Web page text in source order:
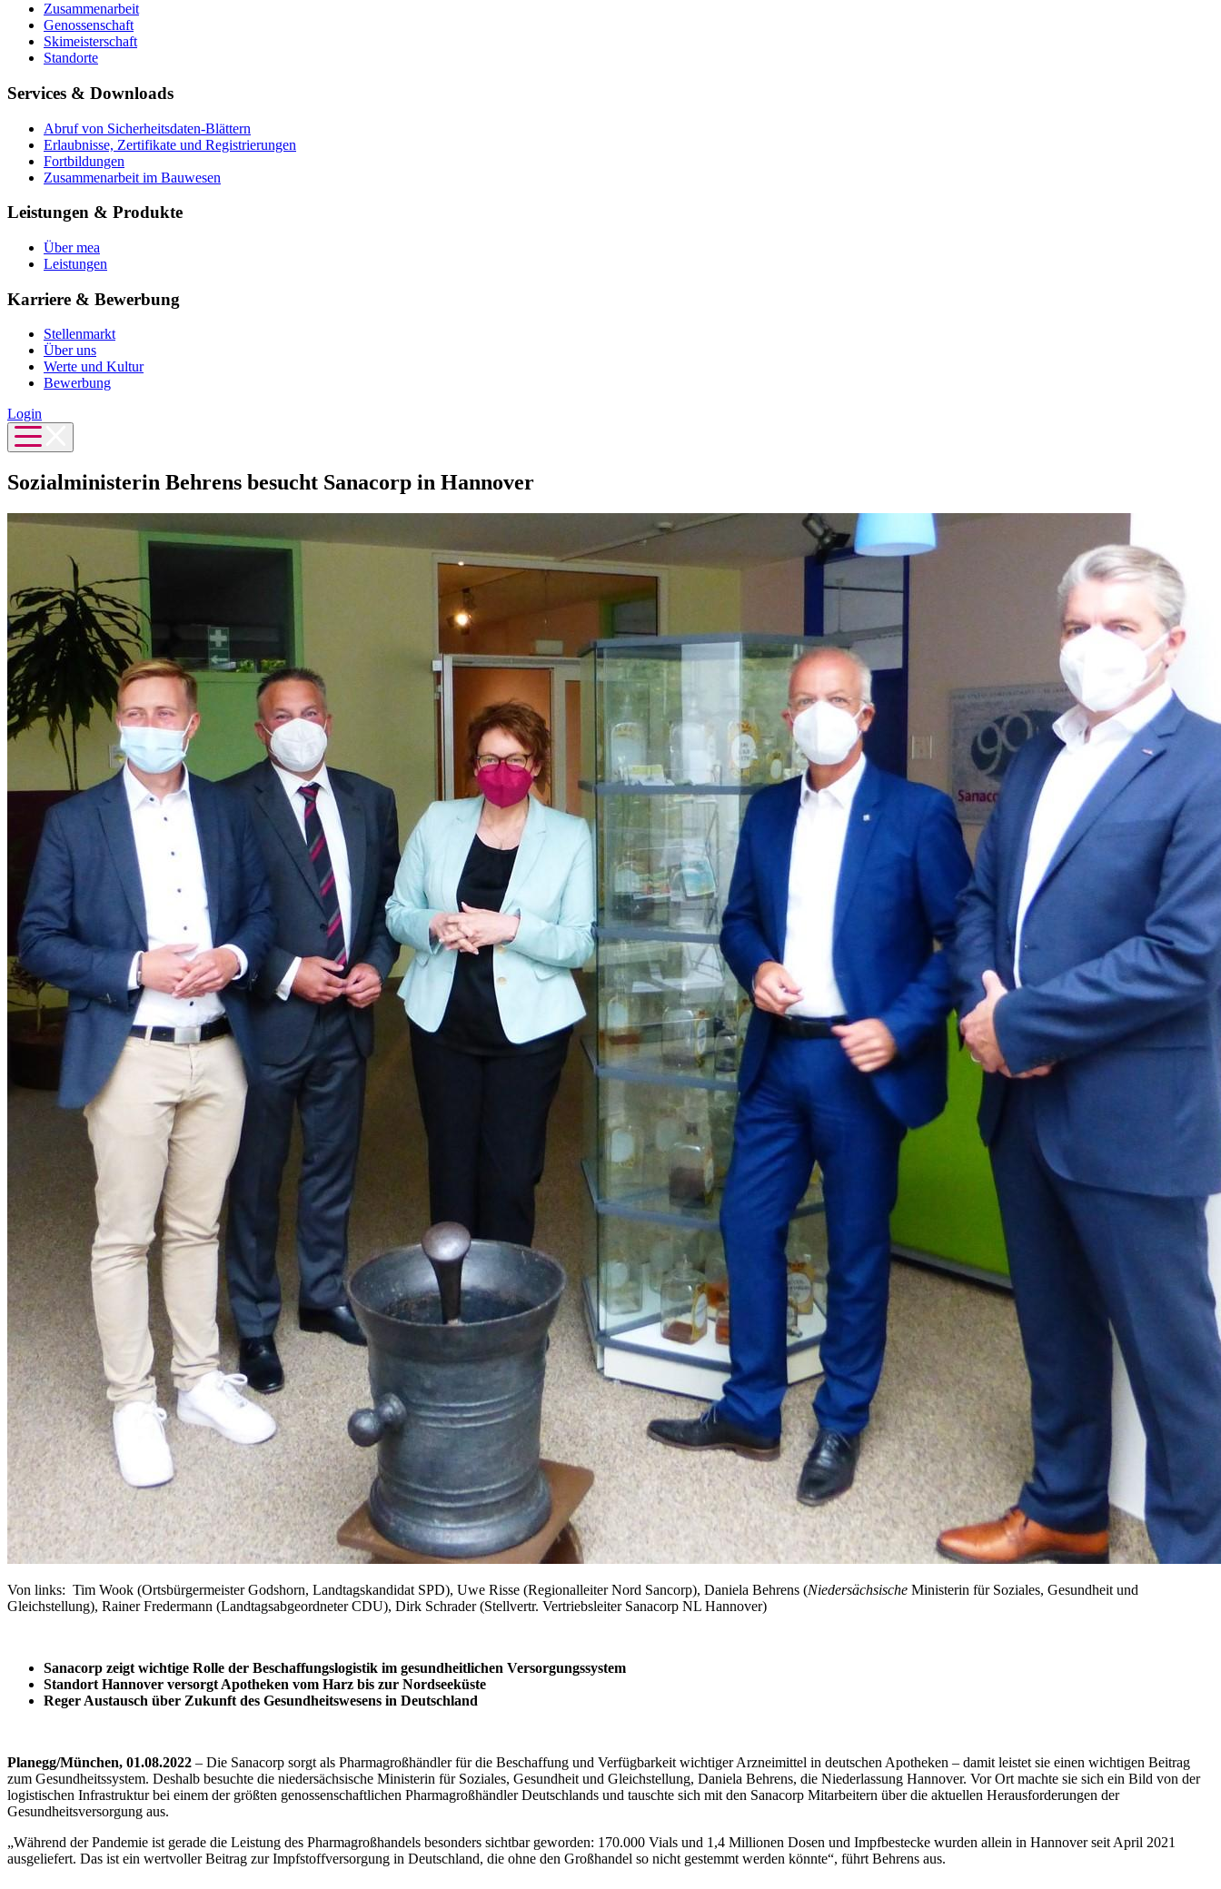
Zusammenarbeit
Genossenschaft
Skimeisterschaft
Standorte
Services & Downloads
Abruf von Sicherheitsdaten-Blättern
Erlaubnisse, Zertifikate und Registrierungen
Fortbildungen
Zusammenarbeit im Bauwesen
Leistungen & Produkte
Über mea
Leistungen
Karriere & Bewerbung
Stellenmarkt
Über uns
Werte und Kultur
Bewerbung
Login
Sozialministerin Behrens besucht Sanacorp in Hannover
Von links: Tim Wook (Ortsbürgermeister Godshorn, Landtagskandidat SPD), Uwe Risse (Regionalleiter Nord Sancorp), Daniela Behrens (Niedersächsische Ministerin für Soziales, Gesundheit und
Gleichstellung), Rainer Fredermann (Landtagsabgeordneter CDU), Dirk Schrader (Stellvertr. Vertriebsleiter Sanacorp NL Hannover)
Sanacorp zeigt wichtige Rolle der Beschaffungslogistik im gesundheitlichen Versorgungssystem
Standort Hannover versorgt Apotheken vom Harz bis zur Nordseeküste
Reger Austausch über Zukunft des Gesundheitswesens in Deutschland
Planegg/München, 01.08.2022 – Die Sanacorp sorgt als Pharmagroßhändler für die Beschaffung und Verfügbarkeit wichtiger Arzneimittel in deutschen Apotheken – damit leistet sie einen wichtigen Beitrag
zum Gesundheitssystem. Deshalb besuchte die niedersächsische Ministerin für Soziales, Gesundheit und Gleichstellung, Daniela Behrens, die Niederlassung Hannover. Vor Ort machte sie sich ein Bild von der
logistischen Infrastruktur bei einem der größten genossenschaftlichen Pharmagroßhändler Deutschlands und tauschte sich mit den Sanacorp Mitarbeitern über die aktuellen Herausforderungen der
Gesundheitsversorgung aus.
„Während der Pandemie ist gerade die Leistung des Pharmagroßhandels besonders sichtbar geworden: 170.000 Vials und 1,4 Millionen Dosen und Impfbestecke wurden allein in Hannover seit April 2021
ausgeliefert. Das ist ein wertvoller Beitrag zur Impfstoffversorgung in Deutschland, die ohne den Großhandel so nicht gestemmt werden könnte“, führt Behrens aus.